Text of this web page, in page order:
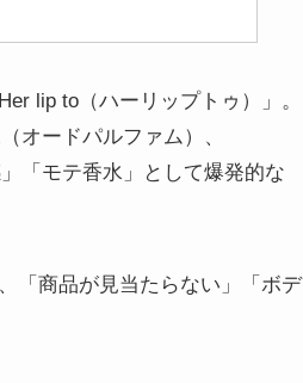
lip to（ハーリップトゥ）」。
オードパルファム）、
「モテ香水」として爆発的な
「商品が見当たらない」「ボデ